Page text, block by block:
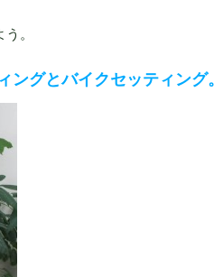
。
グとバイクセッティング。